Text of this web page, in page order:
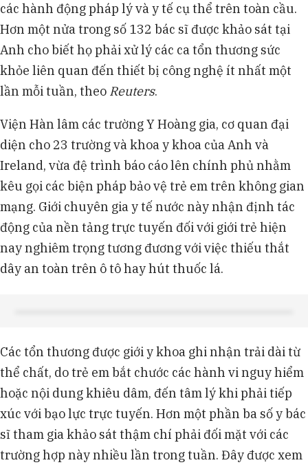
các hành động pháp lý và y tế cụ thể trên toàn cầu.
Hơn một nửa trong số 132 bác sĩ được khảo sát tại
Anh cho biết họ phải xử lý các ca tổn thương sức
khỏe liên quan đến thiết bị công nghệ ít nhất một
lần mỗi tuần, theo Reuters.
Viện Hàn lâm các trường Y Hoàng gia, cơ quan đại
diện cho 23 trường và khoa y khoa của Anh và
Ireland, vừa đệ trình báo cáo lên chính phủ nhằm
kêu gọi các biện pháp bảo vệ trẻ em trên không gian
mạng. Giới chuyên gia y tế nước này nhận định tác
động của nền tảng trực tuyến đối với giới trẻ hiện
nay nghiêm trọng tương đương với việc thiếu thắt
dây an toàn trên ô tô hay hút thuốc lá.
Các tổn thương được giới y khoa ghi nhận trải dài từ
thể chất, do trẻ em bắt chước các hành vi nguy hiểm
hoặc nội dung khiêu dâm, đến tâm lý khi phải tiếp
xúc với bạo lực trực tuyến. Hơn một phần ba số y bác
sĩ tham gia khảo sát thậm chí phải đối mặt với các
trường hợp này nhiều lần trong tuần. Đây được xem